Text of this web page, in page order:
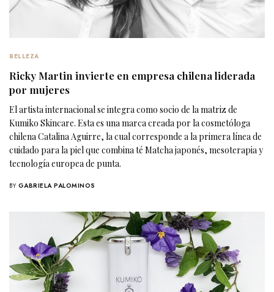
BELLEZA
Ricky Martin invierte en empresa chilena liderada
por mujeres
El artista internacional se integra como socio de la matriz de
Kumiko Skincare. Esta es una marca creada por la cosmetóloga
chilena Catalina Aguirre, la cual corresponde a la primera línea de
cuidado para la piel que combina té Matcha japonés, mesoterapia y
tecnología europea de punta.
BY GABRIELA PALOMINOS